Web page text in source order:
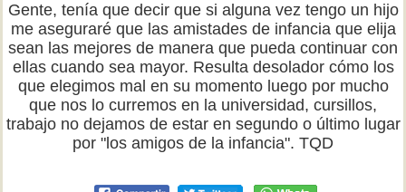
Gente, tenía que decir que si alguna vez tengo un hijo
me aseguraré que las amistades de infancia que elija
sean las mejores de manera que pueda continuar con
ellas cuando sea mayor. Resulta desolador cómo los
que elegimos mal en su momento luego por mucho
que nos lo curremos en la universidad, cursillos,
trabajo no dejamos de estar en segundo o último lugar
por "los amigos de la infancia". TQD